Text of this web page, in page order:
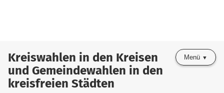
Kreiswahlen in den Kreisen
und Gemeindewahlen in den
kreisfreien Städten
Menü